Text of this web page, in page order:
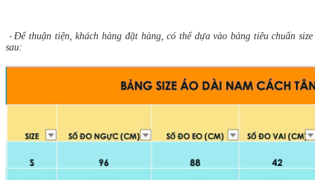
-Để thuận tiện, khách hàng đặt hàng, có thể dựa vào bảng tiêu chuẩn size
sau: